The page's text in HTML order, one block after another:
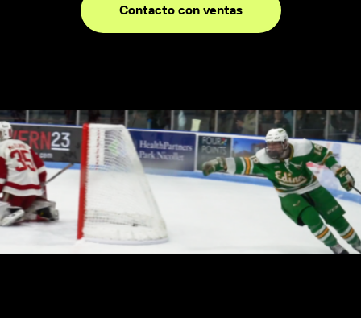
Contacto con ventas